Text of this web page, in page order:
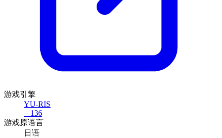
游戏引擎
YU-RIS
+ 136
游戏原语言
日语